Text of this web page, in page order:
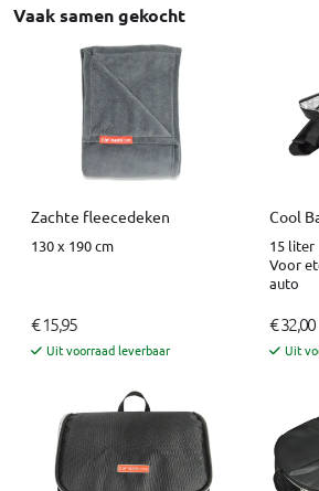
Vaak samen gekocht
Zachte fleecedeken
130 x 190 cm
€ 15,95
Uit voorraad leverbaar
Cool
15 liter
Voor
auto
€ 32,00
Uit